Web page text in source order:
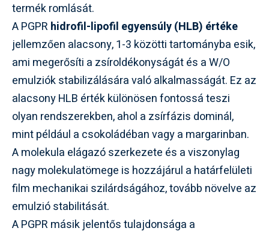
termék romlását.
A PGPR hidrofil-lipofil egyensúly (HLB) értéke
jellemzően alacsony, 1-3 közötti tartományba esik,
ami megerősíti a zsíroldékonyságát és a W/O
emulziók stabilizálására való alkalmasságát. Ez az
alacsony HLB érték különösen fontossá teszi
olyan rendszerekben, ahol a zsírfázis dominál,
mint például a csokoládéban vagy a margarinban.
A molekula elágazó szerkezete és a viszonylag
nagy molekulatömege is hozzájárul a határfelületi
film mechanikai szilárdságához, tovább növelve az
emulzió stabilitását.
A PGPR másik jelentős tulajdonsága a